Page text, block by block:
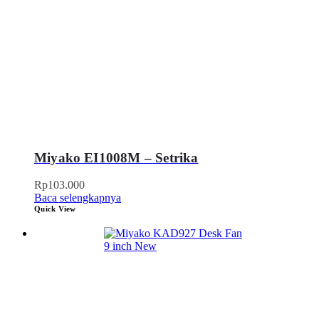
Miyako EI1008M – Setrika
Rp103.000
Baca selengkapnya
Quick View